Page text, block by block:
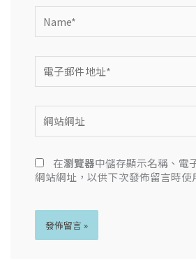
Name*
子
郵
件
地
站
網
在瀏覽器中儲存顯示名稱、電
網站網址，以供下次發佈留言時使